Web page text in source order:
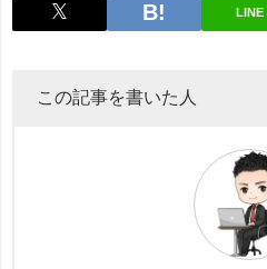
LINE
この記事を書いた人